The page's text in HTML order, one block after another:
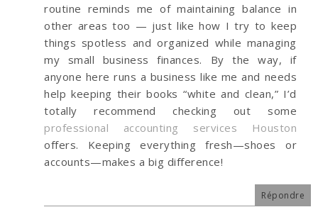
routine reminds me of maintaining balance in
other areas too — just like how I try to keep
things spotless and organized while managing
my small business finances. By the way, if
anyone here runs a business like me and needs
help keeping their books “white and clean,” I’d
totally recommend checking out some
professional accounting services Houston
offers. Keeping everything fresh—shoes or
accounts—makes a big difference!
Répondre